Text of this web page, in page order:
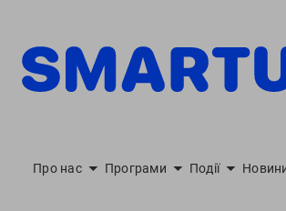
Про нас Програми Події